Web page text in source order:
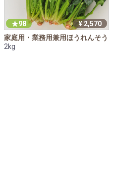
98
¥ 2,570
家庭用・業務用兼用ほうれんそう
2kg